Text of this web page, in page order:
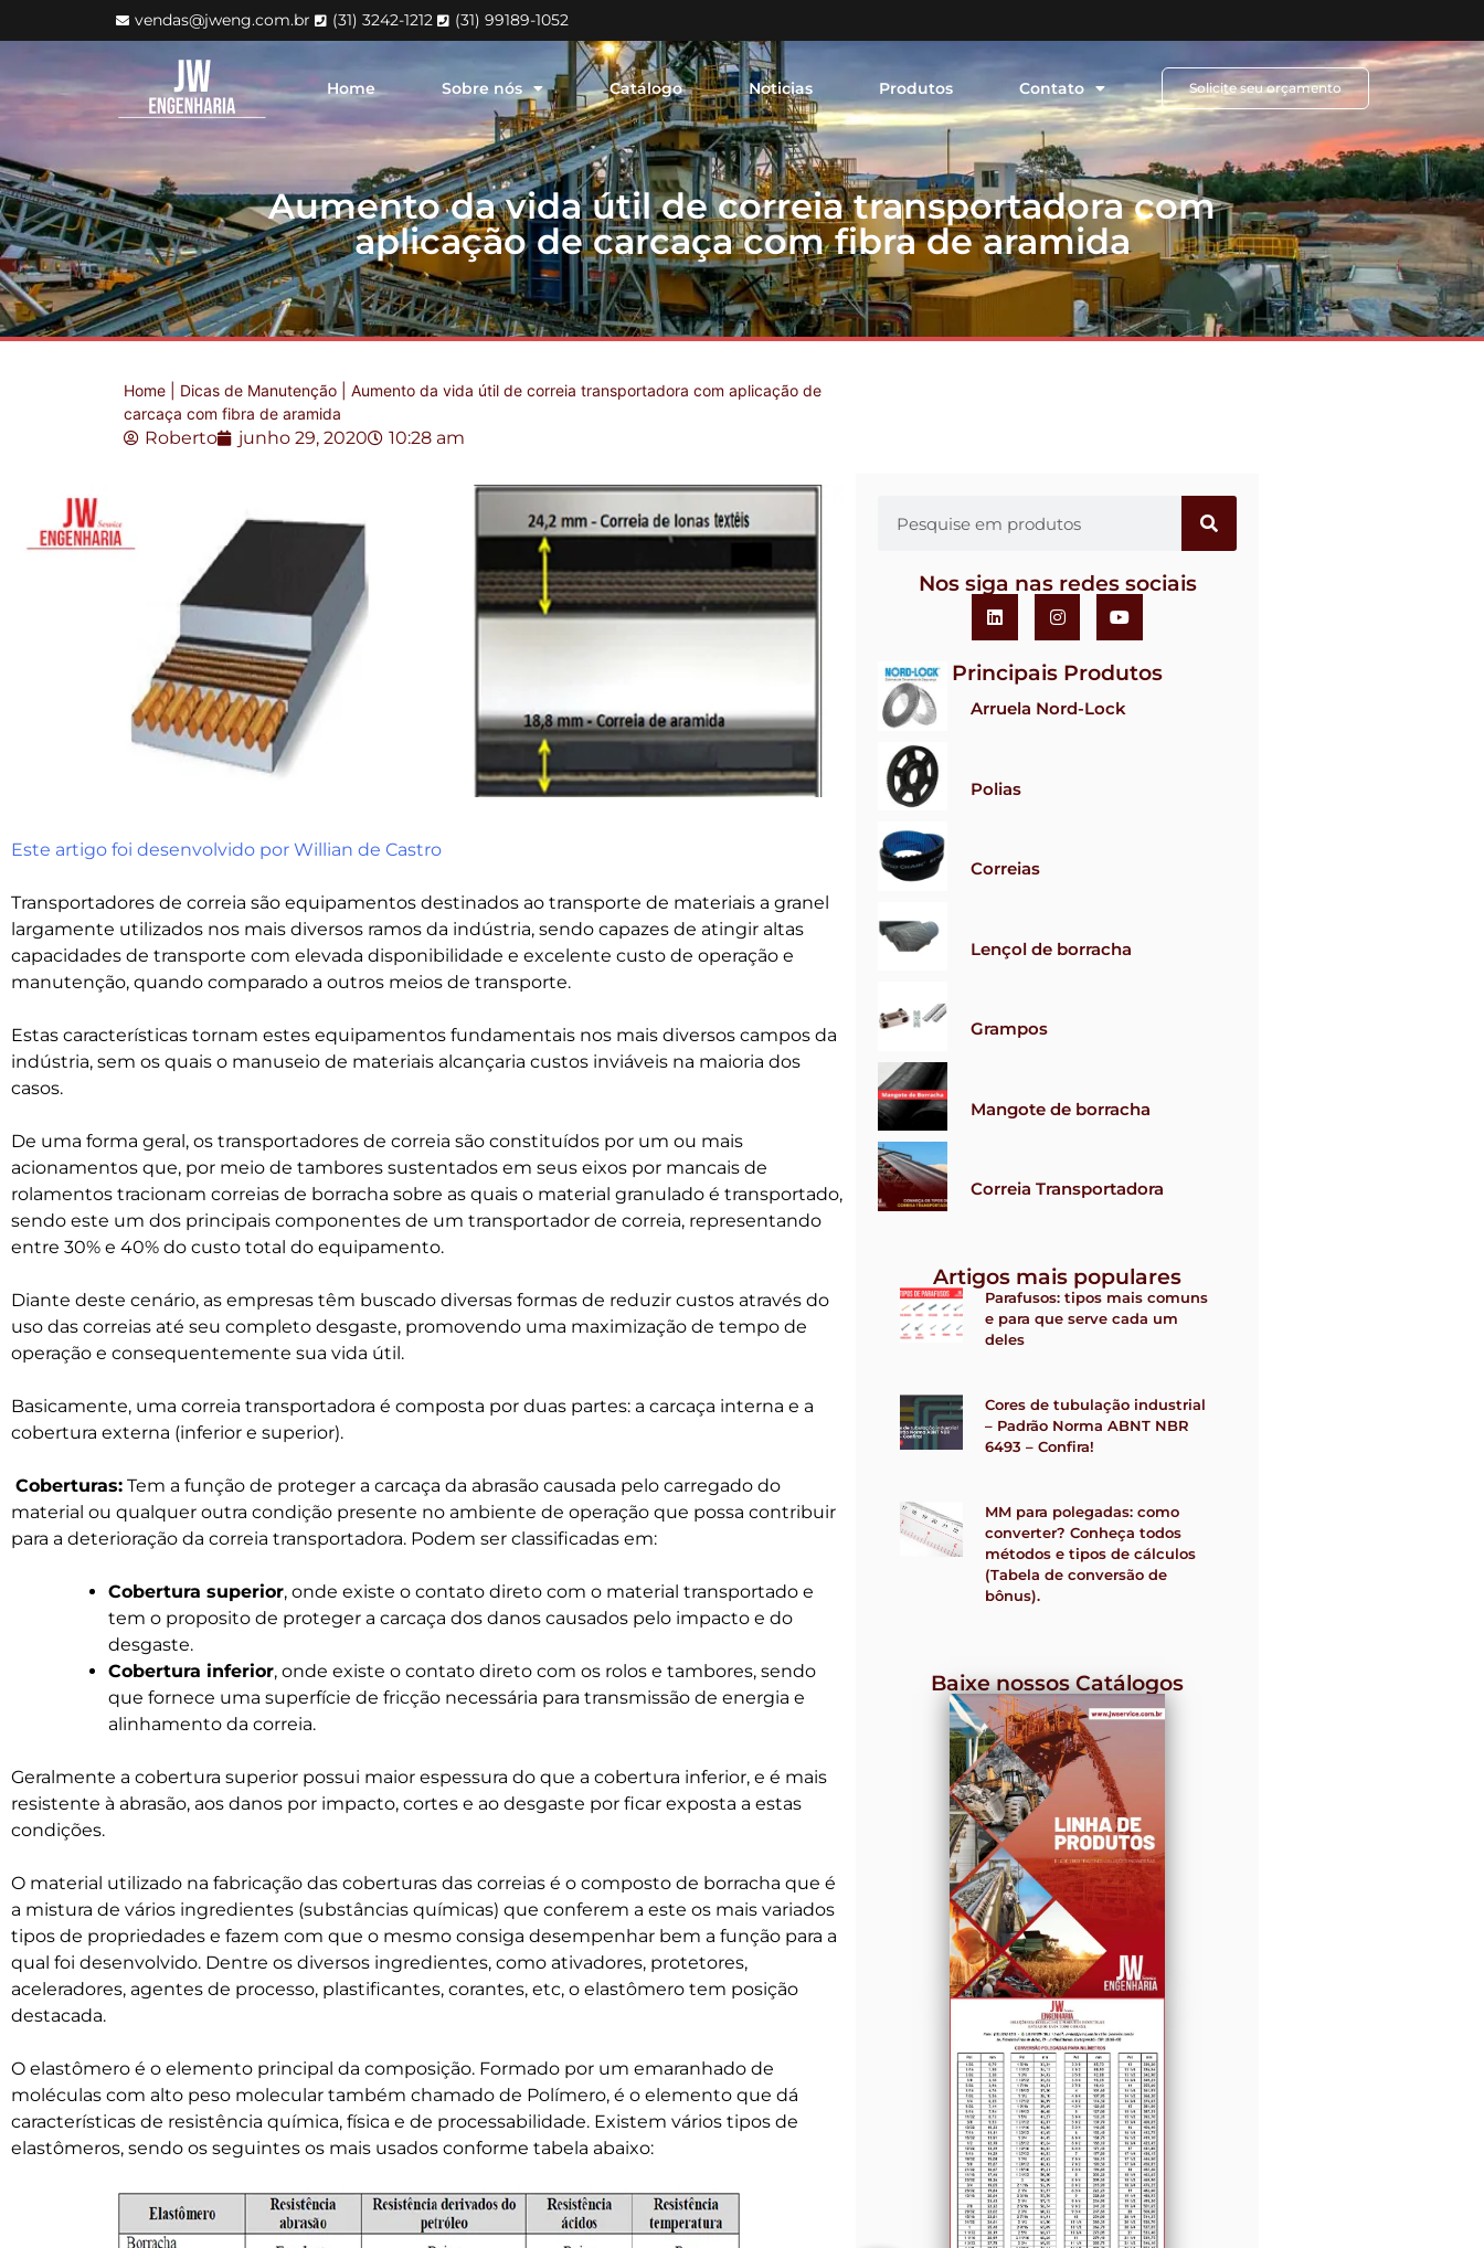
vendas@jweng.com.br (31) 3242-1212 (31) 99189-1052
Home Sobre nós Catálogo Noticias Produtos Contato Solicite seu orçamento
Aumento da vida útil de correia transportadora com
aplicação de carcaça com fibra de aramida
Home Dicas de Manutenção
Aumento da vida útil de correia transportadora com aplicação de
carcaça com fibra de aramida
Roberto junho 29, 2020 10:28 am
Este artigo foi desenvolvido por Willian de Castro
Transportadores de correia são equipamentos destinados ao transporte de materiais a granel
largamente utilizados nos mais diversos ramos da indústria, sendo capazes de atingir altas
capacidades de transporte com elevada disponibilidade e excelente custo de operação e
manutenção, quando comparado a outros meios de transporte.
Estas características tornam estes equipamentos fundamentais nos mais diversos campos da
indústria, sem os quais o manuseio de materiais alcançaria custos inviáveis na maioria dos
casos.
De uma forma geral, os transportadores de correia são constituídos por um ou mais
acionamentos que, por meio de tambores sustentados em seus eixos por mancais de
rolamentos tracionam correias de borracha sobre as quais o material granulado é transportado,
sendo este um dos principais componentes de um transportador de correia, representando
entre 30% e 40% do custo total do equipamento.
Diante deste cenário, as empresas têm buscado diversas formas de reduzir custos através do
uso das correias até seu completo desgaste, promovendo uma maximização de tempo de
operação e consequentemente sua vida útil.
Basicamente, uma correia transportadora é composta por duas partes: a carcaça interna e a
cobertura externa (inferior e superior).
Coberturas: Tem a função de proteger a carcaça da abrasão causada pelo carregado do
material ou qualquer outra condição presente no ambiente de operação que possa contribuir
para a deterioração da correia transportadora. Podem ser classificadas em:
Cobertura superior, onde existe o contato direto com o material transportado e
tem o proposito de proteger a carcaça dos danos causados pelo impacto e do
desgaste.
Cobertura inferior, onde existe o contato direto com os rolos e tambores, sendo
que fornece uma superfície de fricção necessária para transmissão de energia e
alinhamento da correia.
Geralmente a cobertura superior possui maior espessura do que a cobertura inferior, e é mais
resistente à abrasão, aos danos por impacto, cortes e ao desgaste por ficar exposta a estas
condições.
O material utilizado na fabricação das coberturas das correias é o composto de borracha que é
a mistura de vários ingredientes (substâncias químicas) que conferem a este os mais variados
tipos de propriedades e fazem com que o mesmo consiga desempenhar bem a função para a
qual foi desenvolvido. Dentre os diversos ingredientes, como ativadores, protetores,
aceleradores, agentes de processo, plastificantes, corantes, etc, o elastômero tem posição
destacada.
O elastômero é o elemento principal da composição. Formado por um emaranhado de
moléculas com alto peso molecular também chamado de Polímero, é o elemento que dá
características de resistência química, física e de processabilidade. Existem vários tipos de
elastômeros, sendo os seguintes os mais usados conforme tabela abaixo:
Nos siga nas redes sociais
Principais Produtos
Arruela Nord-Lock
Polias
Correias
Lençol de borracha
Grampos
Mangote de borracha
Correia Transportadora
Artigos mais populares
Parafusos: tipos mais comuns
e para que serve cada um
deles
Cores de tubulação industrial
– Padrão Norma ABNT NBR
6493 – Confira!
MM para polegadas: como
converter? Conheça todos
métodos e tipos de cálculos
(Tabela de conversão de
bônus).
Baixe nossos Catálogos